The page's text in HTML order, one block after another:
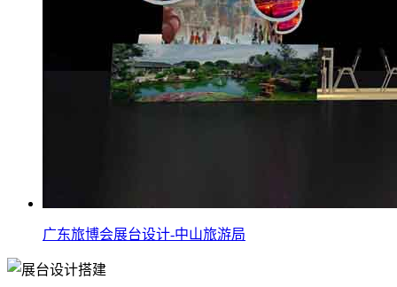
广东旅博会展台设计-中山旅游局